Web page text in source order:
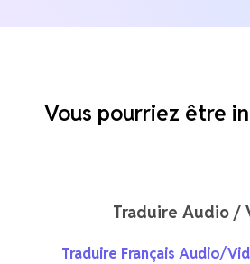
Vous pourriez être
Traduire Audio /
Traduire Français Audio/